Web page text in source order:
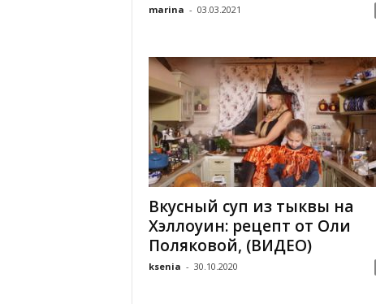
marina - 03.03.2021
Вкусный суп из тыквы на
Хэллоуин: рецепт от Оли
Поляковой, (ВИДЕО)
ksenia - 30.10.2020